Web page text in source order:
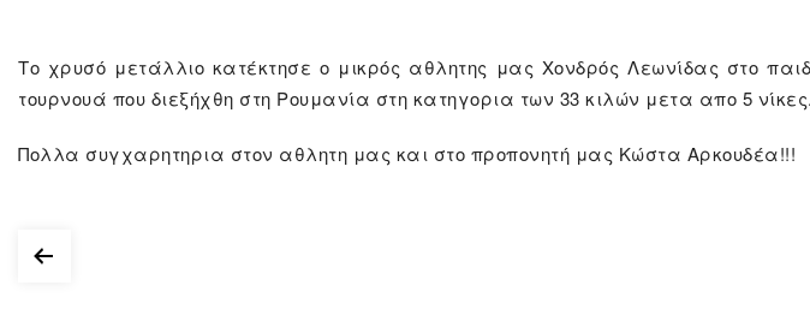
Το χρυσό μετάλλιο κατέκτησε ο μικρός αθλητης μας Χονδρός Λεωνίδας στο
τουρνουά που διεξήχθη στη Ρουμανία στη κατηγορια των 33 κιλών μετα απο 5 νίκες.
Πολλα συγχαρητηρια στον αθλητη μας και στο προπονητή μας Κώστα Αρκουδέα!!!